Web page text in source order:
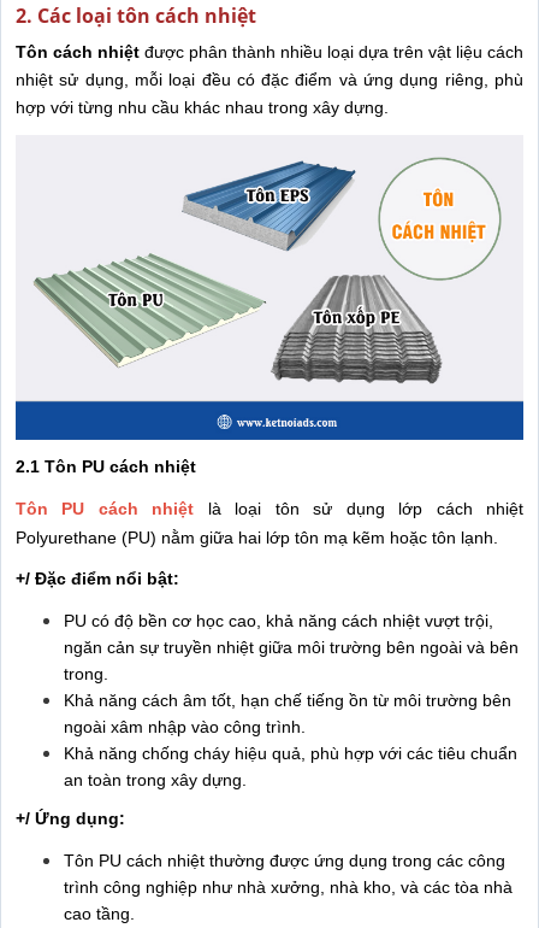
2. Các loại tôn cách nhiệt
Tôn cách nhiệt được phân thành nhiều loại dựa trên vật liệu cách
nhiệt sử dụng, mỗi loại đều có đặc điểm và ứng dụng riêng, phù
hợp với từng nhu cầu khác nhau trong xây dựng.
2.1 Tôn PU cách nhiệt
Tôn PU cách nhiệt là loại tôn sử dụng lớp cách nhiệt
Polyurethane (PU) nằm giữa hai lớp tôn mạ kẽm hoặc tôn lạnh.
+/ Đặc điểm nổi bật:
PU có độ bền cơ học cao, khả năng cách nhiệt vượt trội,
ngăn cản sự truyền nhiệt giữa môi trường bên ngoài và bên
trong.
Khả năng cách âm tốt, hạn chế tiếng ồn từ môi trường bên
ngoài xâm nhập vào công trình.
Khả năng chống cháy hiệu quả, phù hợp với các tiêu chuẩn
an toàn trong xây dựng.
+/ Ứng dụng:
Tôn PU cách nhiệt thường được ứng dụng trong các công
trình công nghiệp như nhà xưởng, nhà kho, và các tòa nhà
cao tầng.